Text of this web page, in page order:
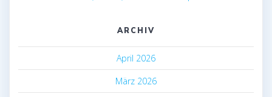
ARCHIV
April 2026
März 2026